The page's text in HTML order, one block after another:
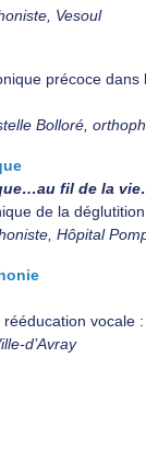
Vesoul
précoce dans
Bolloré,
fil de la
de la
Hôpital
vocale
d’Avray